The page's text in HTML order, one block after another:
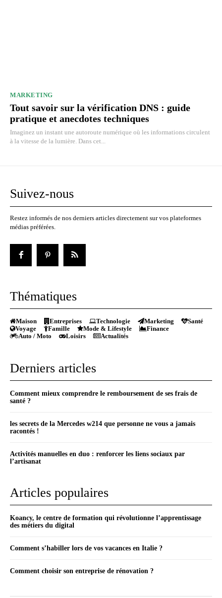
MARKETING
Tout savoir sur la vérification DNS : guide
pratique et anecdotes techniques
Imaginez un instant une autoroute numérique où les informations circulent
à la vitesse de la lumière. Dans cet...
Suivez-nous
Restez informés de nos derniers articles directement sur vos plateformes
médias préférées.
Thématiques
Maison Entreprises Technologie Marketing
Santé
Voyage
Famille Mode & Lifestyle
Finance
Auto / Moto
Loisirs Actualités
Derniers articles
Comment mieux comprendre le remboursement de ses frais de
santé ?
les secrets de la Mercedes w214 que personne ne vous a jamais
racontés !
Activités manuelles en duo : renforcer les liens sociaux par
l’artisanat
Articles populaires
Koancy, le centre de formation qui révolutionne l’apprentissage
des métiers du digital
Comment s’habiller lors de vos vacances en Italie ?
Comment choisir son entreprise de rénovation ?